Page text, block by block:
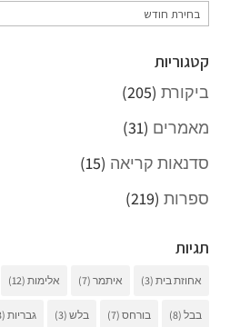
ארכיונים
קטגוריות
ביקורת(205)
מאמרים (31)
סדנאות קריאה (15)
ספרות(219)
תגיות
אחוזת בית(3) איתמר(7) אלימות(12)
בבל(8) בורחס(7) בלש(3) גבריות(3)